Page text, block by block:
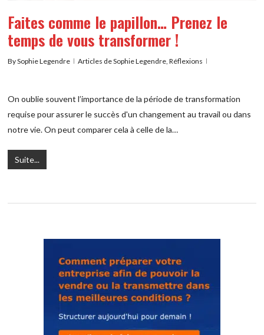
Faites comme le papillon… Prenez le
temps de vous transformer !
BySophie Legendre Articles de Sophie Legendre,Réflexions
On oublie souvent l’importance de la période de transformation
requise pour assurer le succès d'un changement au travail ou dans
notre vie. On peut comparer cela à celle de la…
Suite...